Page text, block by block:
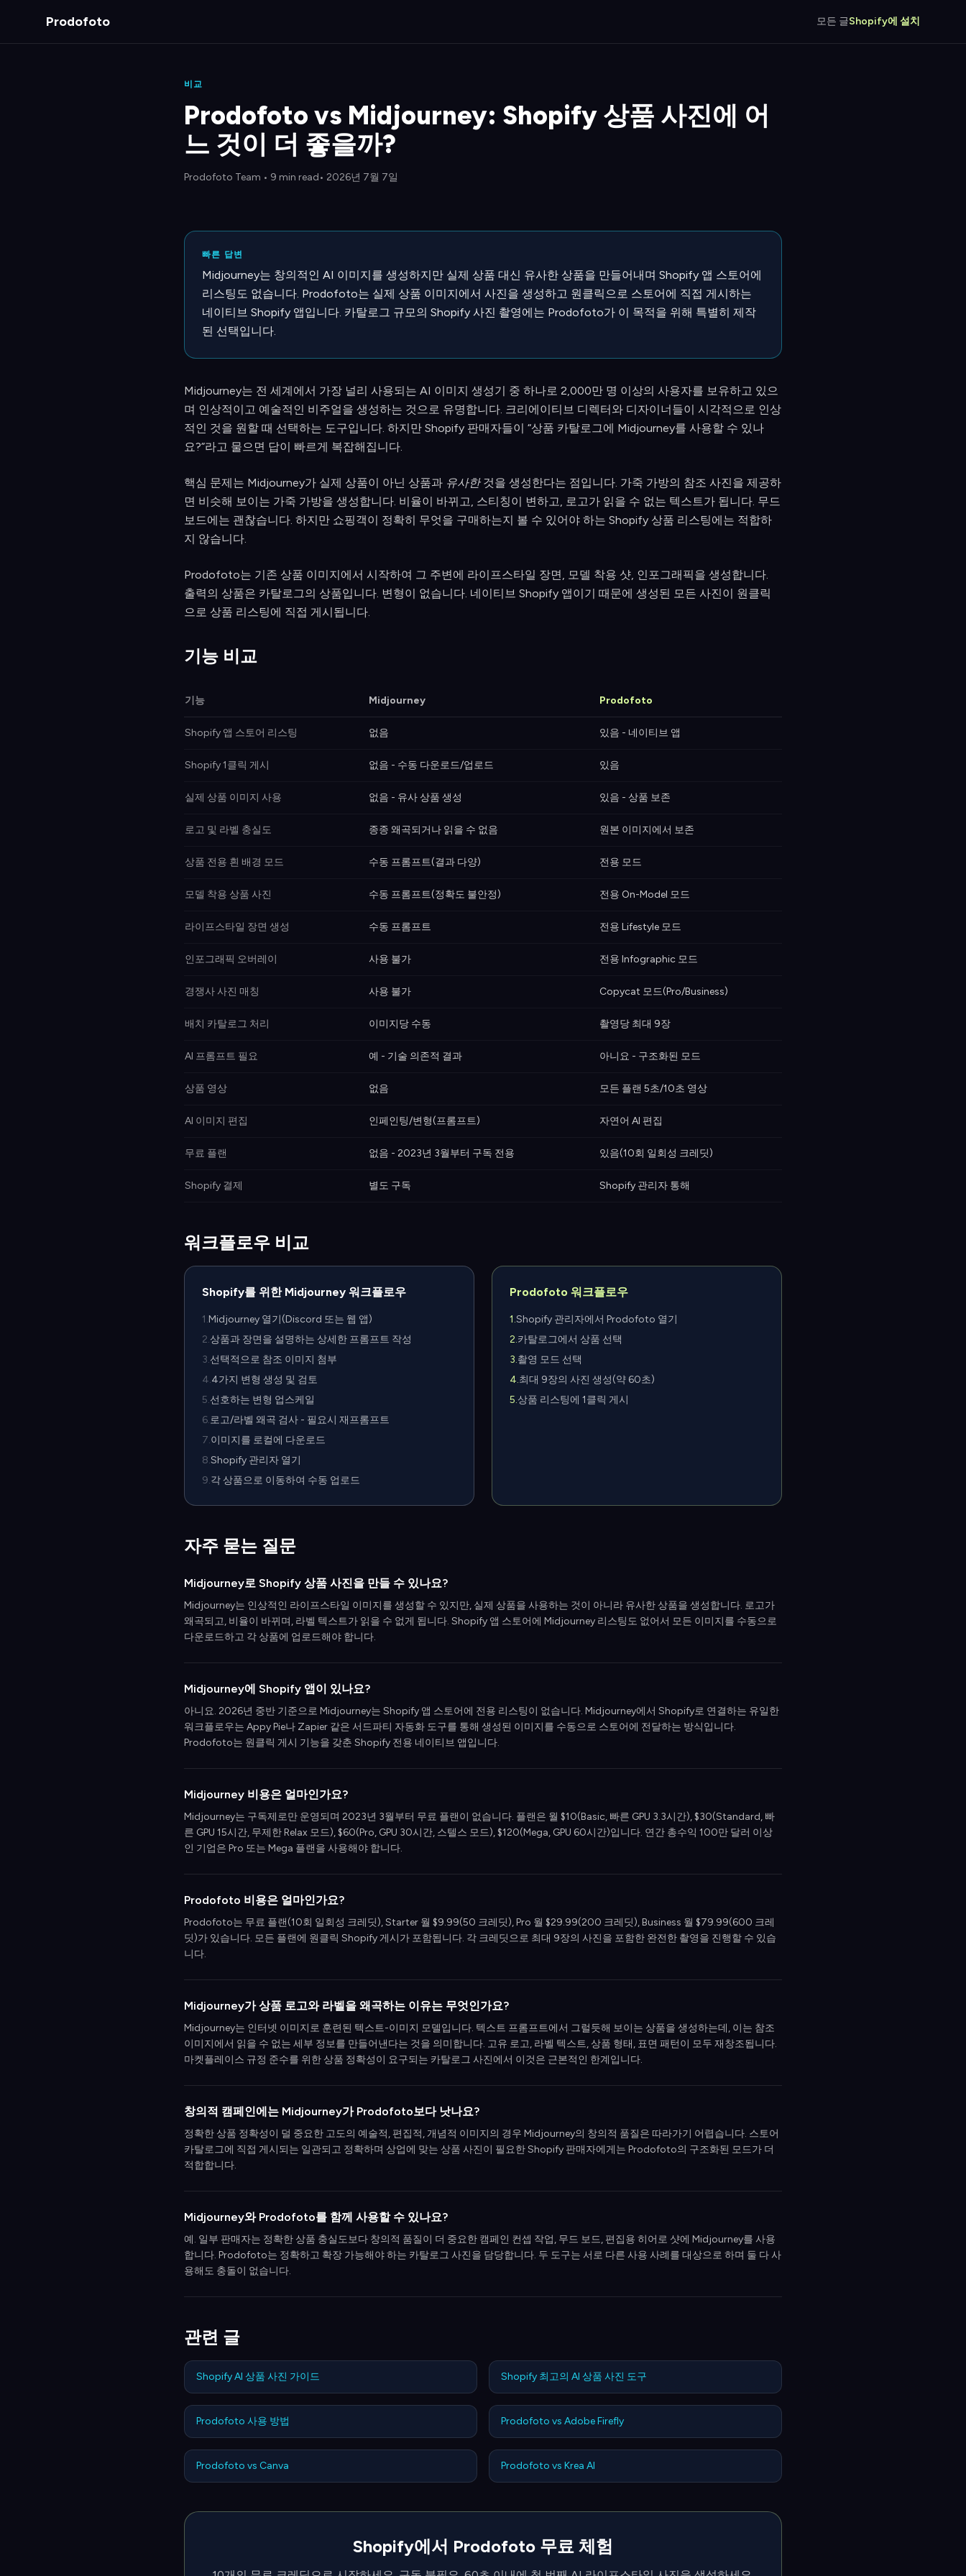
Prodofoto 모든 글Shopify에 설치
비교
Prodofoto vs Midjourney: Shopify 상품 사진에 어
느 것이 더 좋을까?
Prodofoto Team • 9 min read• 2026년 7월 7일
빠른 답변
Midjourney는 창의적인 AI 이미지를 생성하지만 실제 상품 대신 유사한 상품을 만들어내며 Shopify 앱 스토어에
리스팅도 없습니다. Prodofoto는 실제 상품 이미지에서 사진을 생성하고 원클릭으로 스토어에 직접 게시하는
네이티브 Shopify 앱입니다. 카탈로그 규모의 Shopify 사진 촬영에는 Prodofoto가 이 목적을 위해 특별히 제작
된 선택입니다.
Midjourney는 전 세계에서 가장 널리 사용되는 AI 이미지 생성기 중 하나로 2,000만 명 이상의 사용자를 보유하고 있으
며 인상적이고 예술적인 비주얼을 생성하는 것으로 유명합니다. 크리에이티브 디렉터와 디자이너들이 시각적으로 인상
적인 것을 원할 때 선택하는 도구입니다. 하지만 Shopify 판매자들이 “상품 카탈로그에 Midjourney를 사용할 수 있나
요?”라고 물으면 답이 빠르게 복잡해집니다.
핵심 문제는 Midjourney가 실제 상품이 아닌 상품과 유사한것을 생성한다는 점입니다. 가죽 가방의 참조 사진을 제공하
면 비슷해 보이는 가죽 가방을 생성합니다. 비율이 바뀌고, 스티칭이 변하고, 로고가 읽을 수 없는 텍스트가 됩니다. 무드
보드에는 괜찮습니다. 하지만 쇼핑객이 정확히 무엇을 구매하는지 볼 수 있어야 하는 Shopify 상품 리스팅에는 적합하
지 않습니다.
Prodofoto는 기존 상품 이미지에서 시작하여 그 주변에 라이프스타일 장면, 모델 착용 샷, 인포그래픽을 생성합니다.
출력의 상품은 카탈로그의 상품입니다. 변형이 없습니다. 네이티브 Shopify 앱이기 때문에 생성된 모든 사진이 원클릭
으로 상품 리스팅에 직접 게시됩니다.
기능 비교
기능 Midjourney Prodofoto
Shopify 앱 스토어 리스팅 없음 있음 - 네이티브 앱
Shopify 1클릭 게시 없음 - 수동 다운로드/업로드 있음
실제 상품 이미지 사용 없음 - 유사 상품 생성 있음 - 상품 보존
로고 및 라벨 충실도 종종 왜곡되거나 읽을 수 없음 원본 이미지에서 보존
상품 전용 흰 배경 모드 수동 프롬프트(결과 다양) 전용 모드
모델 착용 상품 사진 수동 프롬프트(정확도 불안정) 전용 On-Model 모드
라이프스타일 장면 생성 수동 프롬프트 전용 Lifestyle 모드
인포그래픽 오버레이 사용 불가 전용 Infographic 모드
경쟁사 사진 매칭 사용 불가 Copycat 모드(Pro/Business)
배치 카탈로그 처리 이미지당 수동 촬영당 최대 9장
AI 프롬프트 필요 예 - 기술 의존적 결과 아니요 - 구조화된 모드
상품 영상 없음 모든 플랜 5초/10초 영상
AI 이미지 편집 인페인팅/변형(프롬프트) 자연어 AI 편집
무료 플랜 없음 - 2023년 3월부터 구독 전용 있음(10회 일회성 크레딧)
Shopify 결제 별도 구독 Shopify 관리자 통해
워크플로우 비교
Shopify를 위한 Midjourney 워크플로우
1.Midjourney 열기(Discord 또는 웹 앱)
2.상품과 장면을 설명하는 상세한 프롬프트 작성
3.선택적으로 참조 이미지 첨부
4.4가지 변형 생성 및 검토
5.선호하는 변형 업스케일
6.로고/라벨 왜곡 검사 - 필요시 재프롬프트
7.이미지를 로컬에 다운로드
8.Shopify 관리자 열기
9.각 상품으로 이동하여 수동 업로드
Prodofoto 워크플로우
1.Shopify 관리자에서 Prodofoto 열기
2.카탈로그에서 상품 선택
3.촬영 모드 선택
4.최대 9장의 사진 생성(약 60초)
5.상품 리스팅에 1클릭 게시
자주 묻는 질문
Midjourney로 Shopify 상품 사진을 만들 수 있나요?
Midjourney는 인상적인 라이프스타일 이미지를 생성할 수 있지만, 실제 상품을 사용하는 것이 아니라 유사한 상품을 생성합니다. 로고가
왜곡되고, 비율이 바뀌며, 라벨 텍스트가 읽을 수 없게 됩니다. Shopify 앱 스토어에 Midjourney 리스팅도 없어서 모든 이미지를 수동으로
다운로드하고 각 상품에 업로드해야 합니다.
Midjourney에 Shopify 앱이 있나요?
아니요. 2026년 중반 기준으로 Midjourney는 Shopify 앱 스토어에 전용 리스팅이 없습니다. Midjourney에서 Shopify로 연결하는 유일한
워크플로우는 Appy Pie나 Zapier 같은 서드파티 자동화 도구를 통해 생성된 이미지를 수동으로 스토어에 전달하는 방식입니다.
Prodofoto는 원클릭 게시 기능을 갖춘 Shopify 전용 네이티브 앱입니다.
Midjourney 비용은 얼마인가요?
Midjourney는 구독제로만 운영되며 2023년 3월부터 무료 플랜이 없습니다. 플랜은 월 $10(Basic, 빠른 GPU 3.3시간), $30(Standard, 빠
른 GPU 15시간, 무제한 Relax 모드), $60(Pro, GPU 30시간, 스텔스 모드), $120(Mega, GPU 60시간)입니다. 연간 총수익 100만 달러 이상
인 기업은 Pro 또는 Mega 플랜을 사용해야 합니다.
Prodofoto 비용은 얼마인가요?
Prodofoto는 무료 플랜(10회 일회성 크레딧), Starter 월 $9.99(50 크레딧), Pro 월 $29.99(200 크레딧), Business 월 $79.99(600 크레
딧)가 있습니다. 모든 플랜에 원클릭 Shopify 게시가 포함됩니다. 각 크레딧으로 최대 9장의 사진을 포함한 완전한 촬영을 진행할 수 있습
니다.
Midjourney가 상품 로고와 라벨을 왜곡하는 이유는 무엇인가요?
Midjourney는 인터넷 이미지로 훈련된 텍스트-이미지 모델입니다. 텍스트 프롬프트에서 그럴듯해 보이는 상품을 생성하는데, 이는 참조
이미지에서 읽을 수 없는 세부 정보를 만들어낸다는 것을 의미합니다. 고유 로고, 라벨 텍스트, 상품 형태, 표면 패턴이 모두 재창조됩니다.
마켓플레이스 규정 준수를 위한 상품 정확성이 요구되는 카탈로그 사진에서 이것은 근본적인 한계입니다.
창의적 캠페인에는 Midjourney가 Prodofoto보다 낫나요?
정확한 상품 정확성이 덜 중요한 고도의 예술적, 편집적, 개념적 이미지의 경우 Midjourney의 창의적 품질은 따라가기 어렵습니다. 스토어
카탈로그에 직접 게시되는 일관되고 정확하며 상업에 맞는 상품 사진이 필요한 Shopify 판매자에게는 Prodofoto의 구조화된 모드가 더
적합합니다.
Midjourney와 Prodofoto를 함께 사용할 수 있나요?
예. 일부 판매자는 정확한 상품 충실도보다 창의적 품질이 더 중요한 캠페인 컨셉 작업, 무드 보드, 편집용 히어로 샷에 Midjourney를 사용
합니다. Prodofoto는 정확하고 확장 가능해야 하는 카탈로그 사진을 담당합니다. 두 도구는 서로 다른 사용 사례를 대상으로 하며 둘 다 사
용해도 충돌이 없습니다.
관련 글
Shopify AI 상품 사진 가이드 Shopify 최고의 AI 상품 사진 도구
Prodofoto 사용 방법 Prodofoto vs Adobe Firefly
Prodofoto vs Canva Prodofoto vs Krea AI
Shopify에서 Prodofoto 무료 체험